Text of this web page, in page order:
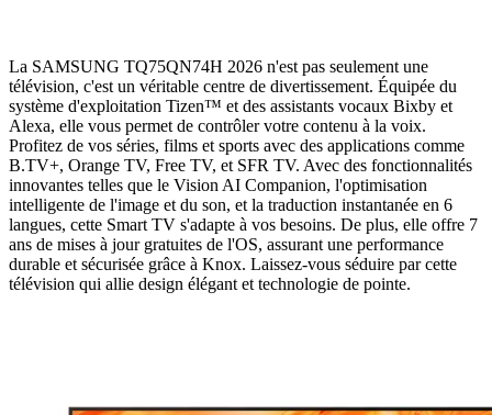
La SAMSUNG TQ75QN74H 2026 n'est pas seulement une
télévision, c'est un véritable centre de divertissement. Équipée du
système d'exploitation Tizen™ et des assistants vocaux Bixby et
Alexa, elle vous permet de contrôler votre contenu à la voix.
Profitez de vos séries, films et sports avec des applications comme
B.TV+, Orange TV, Free TV, et SFR TV. Avec des fonctionnalités
innovantes telles que le Vision AI Companion, l'optimisation
intelligente de l'image et du son, et la traduction instantanée en 6
langues, cette Smart TV s'adapte à vos besoins. De plus, elle offre 7
ans de mises à jour gratuites de l'OS, assurant une performance
durable et sécurisée grâce à Knox. Laissez-vous séduire par cette
télévision qui allie design élégant et technologie de pointe.